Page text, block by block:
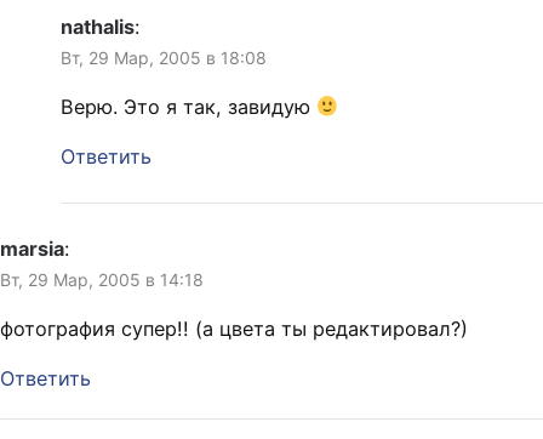
nathalis:
Вт, 29 Мар, 2005 в 18:08
Верю. Это я так, завидую
Ответить
marsia:
Вт, 29 Мар, 2005 в 14:18
фотография супер!! (а цвета ты редактировал?)
Ответить